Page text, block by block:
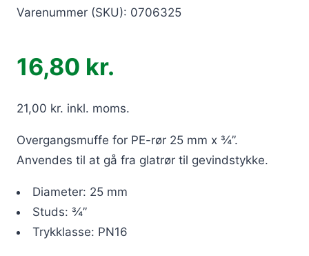
Varenummer (SKU): 0706325
16,80 kr.
21,00 kr. inkl. moms.
Overgangsmuffe for PE-rør 25 mm x ¾”.
Anvendes til at gå fra glatrør til gevindstykke.
Diameter: 25 mm
Studs: ¾”
Trykklasse: PN16